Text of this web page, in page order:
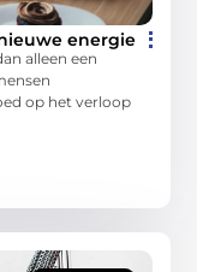
energie
alleen een
op het verloop